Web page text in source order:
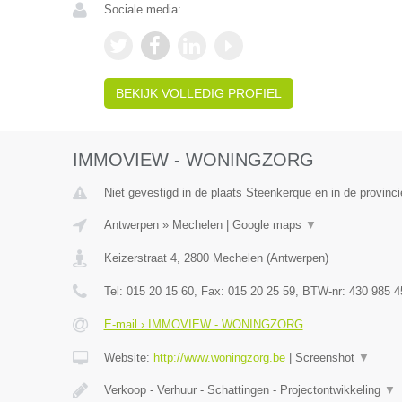
Sociale media:
BEKIJK VOLLEDIG PROFIEL
IMMOVIEW - WONINGZORG
Niet gevestigd in de plaats Steenkerque en in de
Antwerpen» Mechelen| Google maps ▼
Keizerstraat 4, 2800 Mechelen(Antwerpen)
Tel: 015 20 15 60, Fax: 015 20 25 59, BTW-nr: 430 985
E-mail › IMMOVIEW - WONINGZORG
Website: http://www.woningzorg.be| Screenshot ▼
Verkoop - Verhuur - Schattingen - Projectontwikkeling ▼